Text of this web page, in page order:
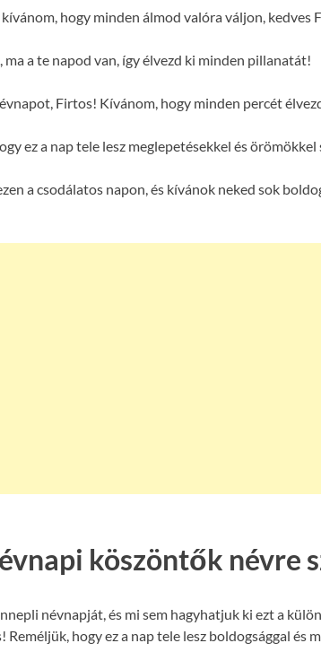
hogy minden álmod valóra váljon, kedves
ma a te napod van, így élvezd ki minden pillanatát!
Firtos! Kívánom, hogy minden percét
ez a nap tele lesz meglepetésekkel és örömökkel
a csodálatos napon, és kívánok neked sok
köszöntők névre
névnapját, és mi sem hagyhatjuk ki ezt a
Reméljük, hogy ez a nap tele lesz boldogsággal és